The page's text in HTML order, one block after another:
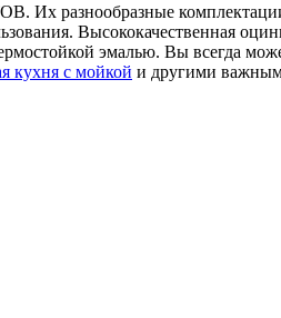
Их разнообразные
Высококачественная
эмалью. Вы всегда
кухня с мойкой и другими